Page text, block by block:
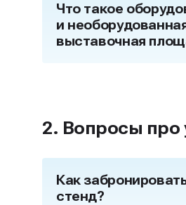
Что такое
и
выставочная
2. Вопросы про
Как
стенд?